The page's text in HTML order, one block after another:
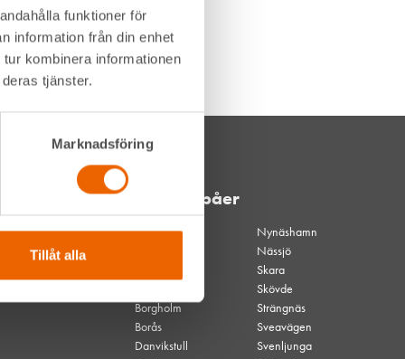
funktioner för
information från din enhet
kombinera informationen
tjänster.
Marknadsföring
Tillåt alla
Våra depåer
Akalla
Borgholm
Borås
Danvikstull
Nynäshamn
Nässjö
Skara
Skövde
Strängnäs
Sveavägen
Svenljunga